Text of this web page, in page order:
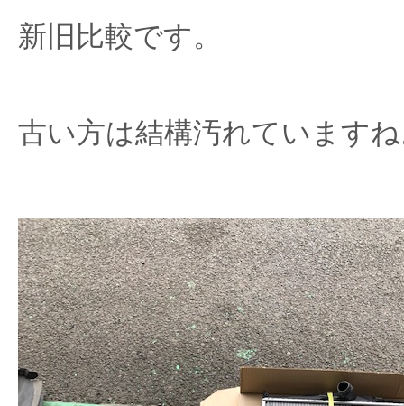
新旧比較です。
古い方は結構汚れています